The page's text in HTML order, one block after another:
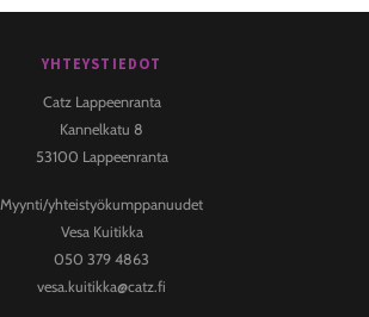
YHTEYSTIEDOT
Catz Lappeenranta
Kannelkatu 8
53100 Lappeenranta
Myynti/yhteistyökumppanuudet
Vesa Kuitikka
050 379 4863
vesa.kuitikka@catz.fi